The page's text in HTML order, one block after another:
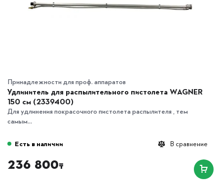
Принадлежности для проф. аппаратов
Удлинитель для распылительного пистолета WAGNER
150 см (2339400)
Для удлинения покрасочного пистолета распылителя , тем
самым...
В сравнение
Есть в наличии
236 800₸